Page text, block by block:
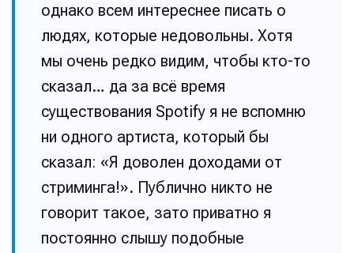
однако всем интереснее писать о
людях, которые недовольны. Хотя
мы очень редко видим, чтобы кто-то
сказал… да за всё время
существования Spotify я не вспомню
ни одного артиста, который бы
сказал: «Я доволен доходами от
стриминга!». Публично никто не
говорит такое, зато приватно я
постоянно слышу подобные